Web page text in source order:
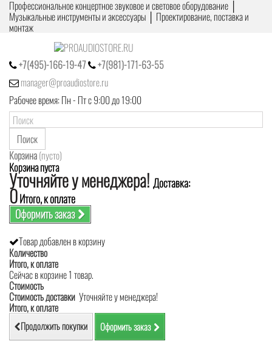
Профессиональное концертное звуковое и световое оборудование │
Музыкальные инструменты и аксессуары │ Проектирование, поставка и
монтаж
+7(495)-166-19-47
+7(981)-171-63-55
manager@proaudiostore.ru
Рабочее время: Пн - Пт с 9:00 до 19:00
Поиск
Корзина(пусто)
Корзина пуста
Уточняйте у менеджера! Доставка:
0Итого, к оплате
Оформить заказ
Товар добавлен в корзину
Количество
Итого, к оплате
Сейчас в корзине 1 товар.
Стоимость
Стоимость доставки Уточняйте у менеджера!
Итого, к оплате
Продолжить покупки Оформить заказ